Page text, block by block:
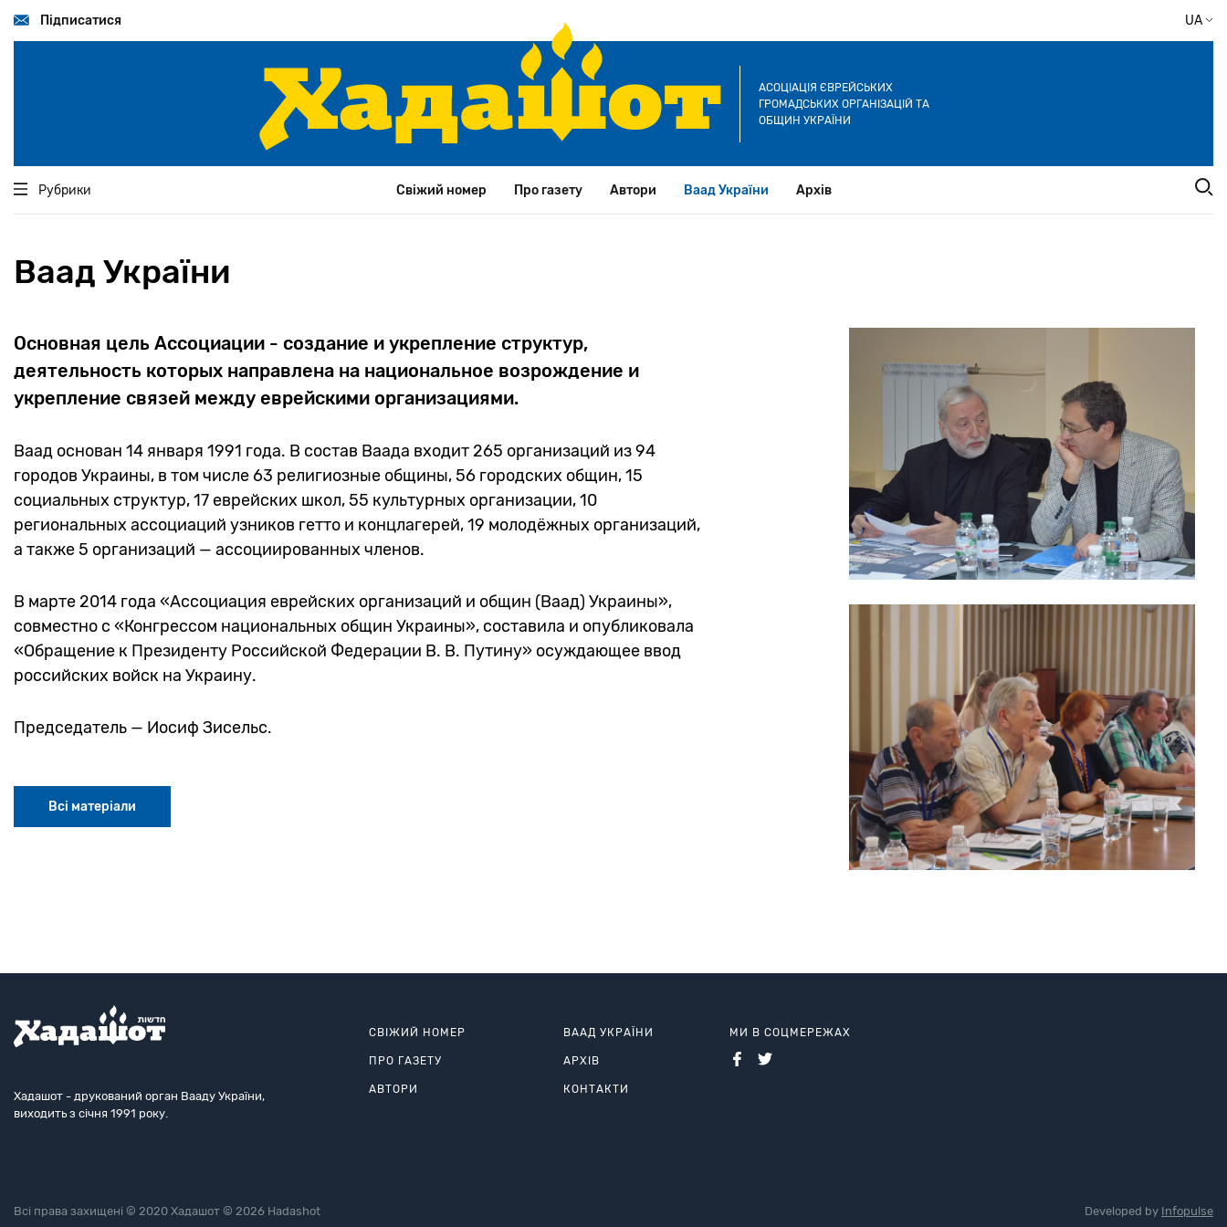
основногоПідписатися UA
АСОЦІАЦІЯ ЄВРЕЙСЬКИХ
ГРОМАДСЬКИХ ОРГАНІЗАЦІЙ ТА
ОБЩИН УКРАЇНИ
Рубрики Свіжий номер Про газету Автори Ваад України Архів
Ваад України
Основная цель Ассоциации - создание и укрепление структур,
деятельность которых направлена на национальное возрождение и
укрепление связей между еврейскими организациями.
Ваад основан 14 января 1991 года. В состав Ваада входит 265 организаций из 94
городов Украины, в том числе 63 религиозные общины, 56 городских общин, 15
социальных структур, 17 еврейских школ, 55 культурных организации, 10
региональных ассоциаций узников гетто и концлагерей, 19 молодёжных организаций,
а также 5 организаций — ассоциированных членов.
В марте 2014 года «Ассоциация еврейских организаций и общин (Ваад) Украины»,
совместно с «Конгрессом национальных общин Украины», составила и опубликовала
«Обращение к Президенту Российской Федерации В. В. Путину» осуждающее ввод
российских войск на Украину.
Председатель — Иосиф Зисельс.
Всі матеріали
Хадашот - друкований орган Вааду України,
виходить з січня 1991 року.
СВІЖИЙ НОМЕР
ПРО ГАЗЕТУ
АВТОРИ
ВААД УКРАЇНИ
АРХІВ
КОНТАКТИ
МИ В СОЦМЕРЕЖАХ
Всі права захищені © 2020 Хадашот © 2026 Hadashot Developed by Infopulse